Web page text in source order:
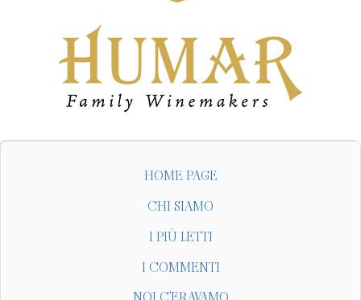
HOME PAGE
CHI SIAMO
I PIÙ LETTI
I COMMENTI